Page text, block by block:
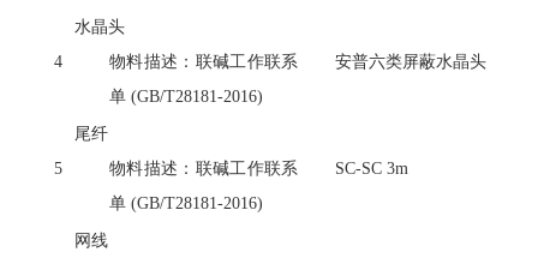
4
水晶头
物料描述：联碱工作联系
单 (GB/T28181-2016)
安普六类屏蔽水晶头
5
尾纤
物料描述：联碱工作联系
单 (GB/T28181-2016)
SC-SC 3m
网线